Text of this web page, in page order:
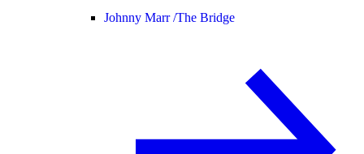
Johnny Marr /The Bridge